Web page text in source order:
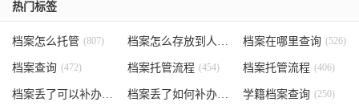
热门标签
档案怎么托管 (807) 档案怎么存放到人才市场 (535)
档案在哪里查询 (526)
档案查询 (472) 档案托管流程 (454) 档案托管流程 (406)
档案丢了可以补办吗 (371) 档案丢了如何补办 学籍档案查询 (250)